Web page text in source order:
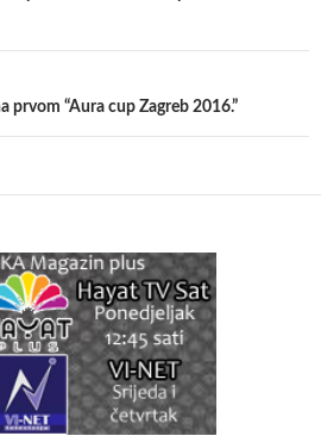
prvom “Aura cup Zagreb 2016.”